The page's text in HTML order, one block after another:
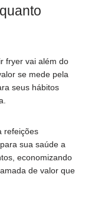
fryer vai além do
se mede pela
seus hábitos
refeições
sua saúde a
economizando
de valor que